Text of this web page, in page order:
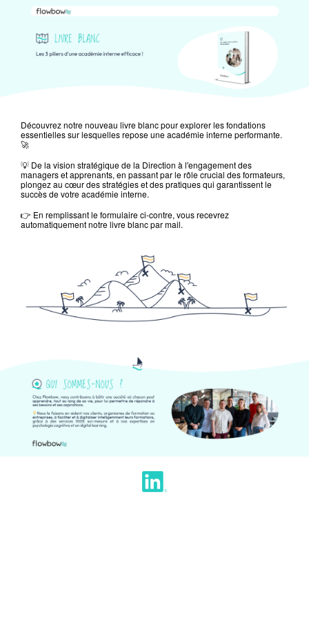
Découvrez notre nouveau livre blanc pour explorer les fondations
essentielles sur lesquelles repose une académie interne performante.
🚀
💡 De la vision stratégique de la Direction à l'engagement des
managers et apprenants, en passant par le rôle crucial des formateurs,
plongez au cœur des stratégies et des pratiques qui garantissent le
succès de votre académie interne.
👉 En remplissant le formulaire ci-contre, vous recevrez
automatiquement notre livre blanc par mail.